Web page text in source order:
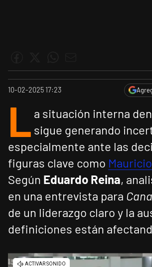
10-02-2025 17:23
L a situación interna
sigue generando
especialmente ante las
figuras clave como
Según Eduardo Reina,
en una entrevista para
de un liderazgo claro y la
definiciones están